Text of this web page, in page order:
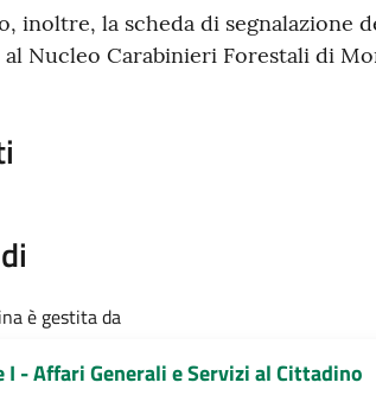
inoltre, la scheda di segnalazione
al Nucleo Carabinieri Forestali di
è gestita da
I - Affari Generali e Servizi al Cittadino